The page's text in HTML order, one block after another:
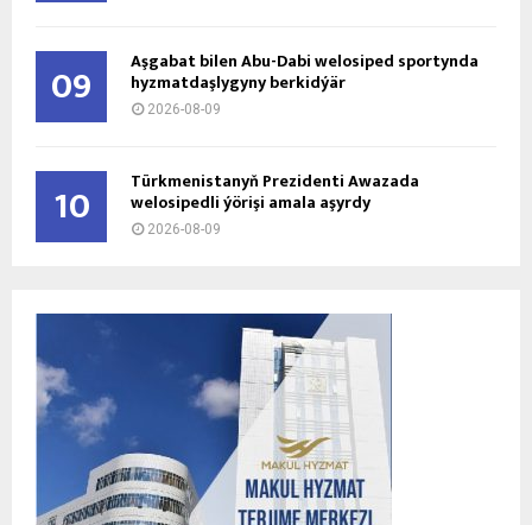
09 Aşgabat bilen Abu-Dabi welosiped sportynda
hyzmatdaşlygyny berkidýär
2026-08-09
10 Türkmenistanyň Prezidenti Awazada
welosipedli ýörişi amala aşyrdy
2026-08-09